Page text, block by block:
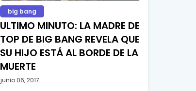
big bang
ULTIMO MINUTO: LA MADRE DE
TOP DE BIG BANG REVELA QUE
SU HIJO ESTÁ AL BORDE DE LA
MUERTE
junio 06, 2017